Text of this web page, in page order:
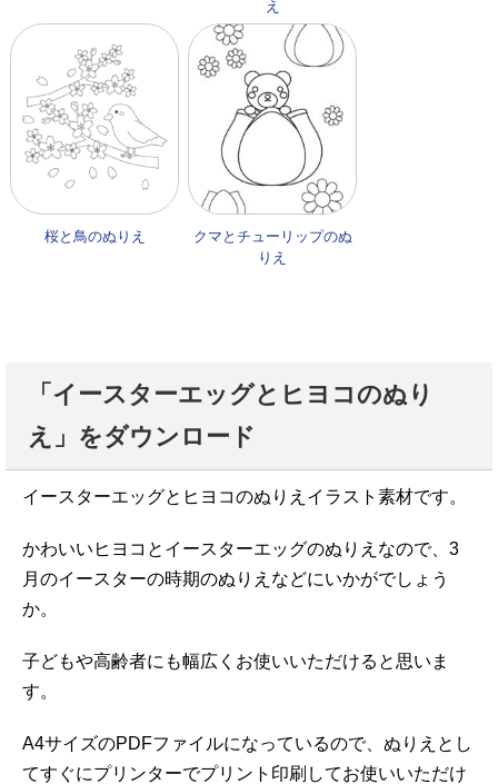
え
桜と鳥のぬりえ
クマとチューリップのぬ
りえ
「イースターエッグとヒヨコのぬり
え」をダウンロード
イースターエッグとヒヨコのぬりえイラスト素材です。
かわいいヒヨコとイースターエッグのぬりえなので、3
月のイースターの時期のぬりえなどにいかがでしょう
か。
子どもや高齢者にも幅広くお使いいただけると思いま
す。
A4サイズのPDFファイルになっているので、ぬりえとし
てすぐにプリンターでプリント印刷してお使いいただけ